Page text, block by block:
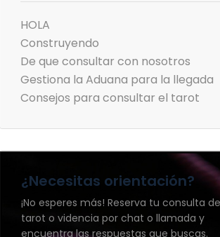
HOLA
Construyendo
De que consultar con nosotros
Gestiona la Aduana para la llegada
Consejos para consultar el tarot
¿Necesitas orientación?
¡No esperes más! Reserva tu consulta de
tarot o videncia por chat o llamada y
encuentra las respuestas que buscas.